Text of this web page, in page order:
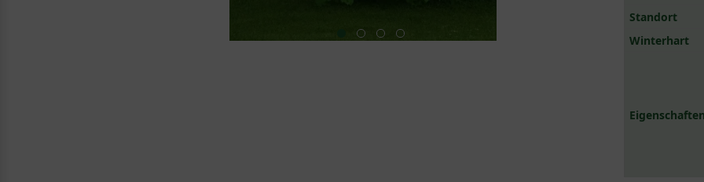
Standort
Winterhart